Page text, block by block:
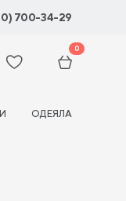
700-34-29
0
ОДЕЯЛА